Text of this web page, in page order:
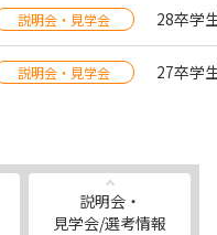
説明会・見学会 28卒学
説明会・見学会 27卒学
説明会・
見学会/選考情報